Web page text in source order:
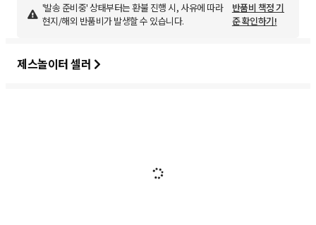
'발송 준비중' 상태부터는 환불 진행 시, 사유에 따라
현지/해외 반품비가 발생할 수 있습니다.
반품비 책정 기
준 확인하기!
제스놀이터 셀러